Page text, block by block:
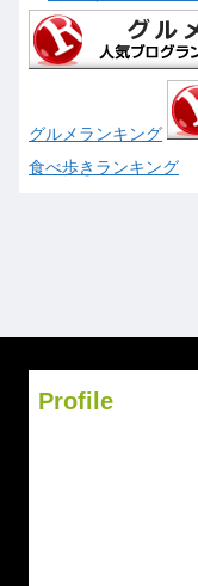
グルメランキング
食べ歩きランキング
Profile